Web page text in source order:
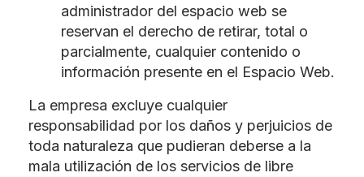
administrador del espacio web se
reservan el derecho de retirar, total o
parcialmente, cualquier contenido o
información presente en el Espacio Web.
La empresa excluye cualquier
responsabilidad por los daños y perjuicios de
toda naturaleza que pudieran deberse a la
mala utilización de los servicios de libre